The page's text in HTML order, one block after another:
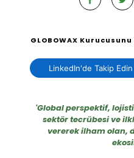
GLOBOWAX
LinkedIn'de Takip Edin
'Global perspektif,
sektör tecrübesi ve
vererek ilham olan,